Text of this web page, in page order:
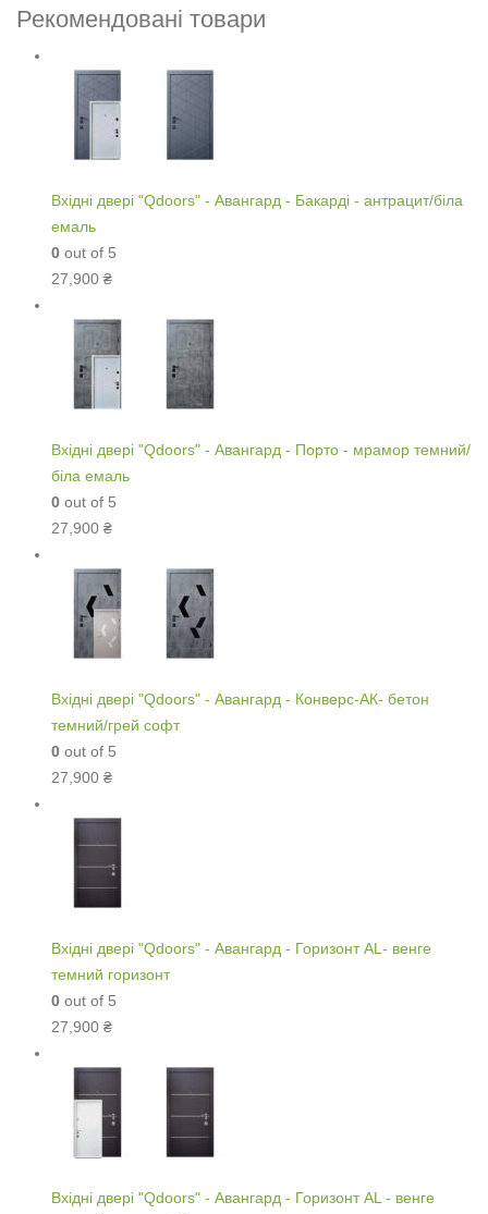
Рекомендовані товари
Вхідні двері "Qdoors" - Авангард - Бакарді - антрацит/біла
емаль
0 out of 5
27,900 ₴
Вхідні двері "Qdoors" - Авангард - Порто - мрамор темний/
біла емаль
0 out of 5
27,900 ₴
Вхідні двері "Qdoors" - Авангард - Конверс-АК- бетон
темний/грей софт
0 out of 5
27,900 ₴
Вхідні двері "Qdoors" - Авангард - Горизонт AL- венге
темний горизонт
0 out of 5
27,900 ₴
Вхідні двері "Qdoors" - Авангард - Горизонт AL - венге